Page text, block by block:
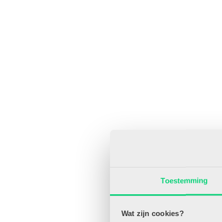
Toestemming
Wat zijn cookies?